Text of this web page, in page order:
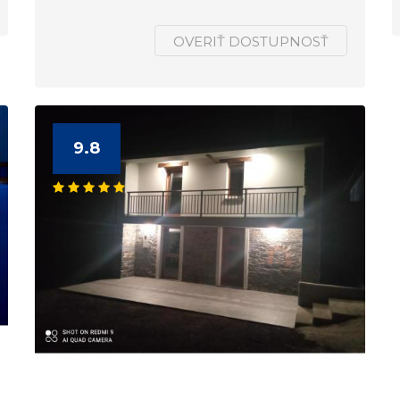
OVERIŤ DOSTUPNOSŤ
9.8